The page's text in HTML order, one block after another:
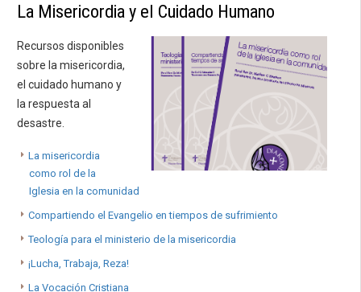
La Misericordia y el Cuidado Humano
Recursos disponibles
sobre la misericordia,
el cuidado humano y
la respuesta al
desastre.
La misericordia
como rol de la
Iglesia en la comunidad
Compartiendo el Evangelio en tiempos de sufrimiento
Teología para el ministerio de la misericordia
¡Lucha, Trabaja, Reza!
La Vocación Cristiana